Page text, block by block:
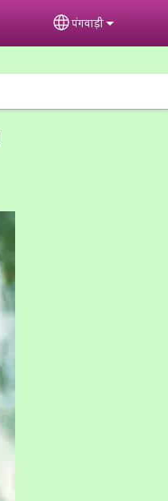
Select your
पंगवाड़ी